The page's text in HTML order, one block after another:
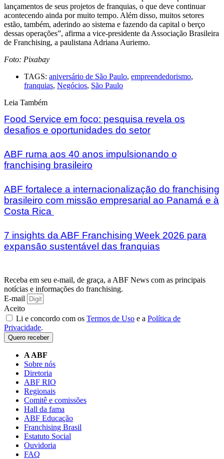
lançamentos de seus projetos de franquias, o que deve continuar
acontecendo ainda por muito tempo. Além disso, muitos setores
estão, também, aderindo ao sistema e fazendo da capital o berço
dessas operações”, afirma a vice-presidente da Associação Brasileira
de Franchising, a paulistana Adriana Auriemo.
Foto: Pixabay
TAGS: aniversário de São Paulo, empreendedorismo,
franquias, Negócios, São Paulo
Leia Também
Food Service em foco: pesquisa revela os
desafios e oportunidades do setor
ABF ruma aos 40 anos impulsionando o
franchising brasileiro
ABF fortalece a internacionalização do franchising
brasileiro com missão empresarial ao Panamá e à
Costa Rica
7 insights da ABF Franchising Week 2026 para
expansão sustentável das franquias
Receba em seu e-mail, de graça, a ABF News com as principais
notícias e informações do franchising.
E-mail
Aceito
Li e concordo com os Termos de Uso e a Política de
Privacidade.
Quero receber
A ABF
Sobre nós
Diretoria
ABF RIO
Regionais
Comitê e comissões
Hall da fama
ABF Educação
Franchising Brasil
Estatuto Social
Ouvidoria
FAQ